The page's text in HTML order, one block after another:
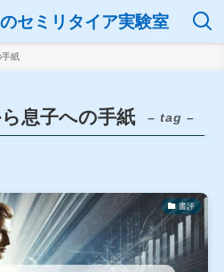
セミリタイア実験室
手紙
息子への手紙 – tag –
書評